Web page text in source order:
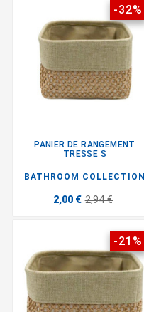
-32%
PANIER DE RANGEMENT
TRESSE S
BATHROOM COLLECTION
2,00 € 2,94 €
-21%